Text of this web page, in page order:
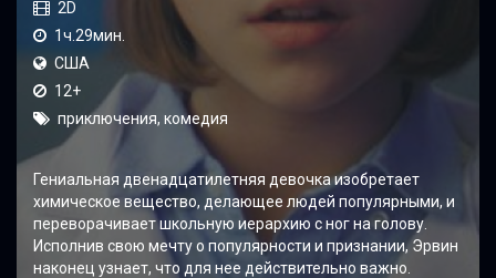
2D
1ч.29мин.
США
12+
приключения, комедия
Гениальная двенадцатилетняя девочка изобретает
химическое вещество, делающее людей популярными, и
переворачивает школьную иерархию с ног на голову.
Исполнив свою мечту о популярности и признании, Эрвин
наконец узнает, что для нее действительно важно.